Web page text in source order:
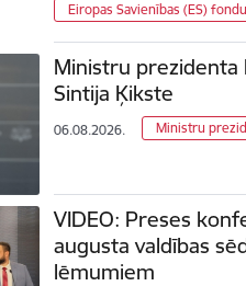
Eiropas Savienības (ES)
Ministru prezidenta
Sintija Ķikste
06.08.2026. Ministru
VIDEO: Preses
augusta valdības
lēmumiem